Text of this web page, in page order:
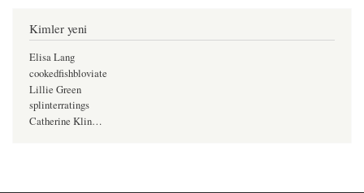
Kimler yeni
Elisa Lang
cookedfishbloviate
Lillie Green
splinterratings
Catherine Klin…